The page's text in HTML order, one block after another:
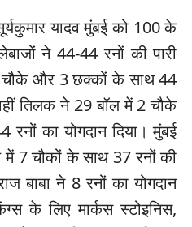
यादव मुंबई को 100 के
ने 44-44 रनों की पारी
चौके और 3 छक्कों के साथ 44
तिलक ने 29 बॉल में 2 चौके
का योगदान दिया। मुंबई
7 चौकों के साथ 37 रनों की
बाबा ने 8 रनों का योगदान
के लिए मार्कस स्टोइनिस,